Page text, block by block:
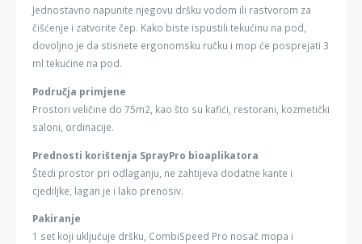
Jednostavno napunite njegovu dršku vodom ili rastvorom za
čišćenje i zatvorite čep. Kako biste ispustili tekućinu na pod,
dovoljno je da stisnete ergonomsku ručku i mop će posprejati 3
ml tekućine na pod.
Područja primjene
Prostori veličine do 75m2, kao što su kafići, restorani, kozmetički
saloni, ordinacije.
Prednosti korištenja SprayPro bioaplikatora
Štedi prostor pri odlaganju, ne zahtijeva dodatne kante i
cjediljke, lagan je i lako prenosiv.
Pakiranje
1 set koji uključuje dršku, CombiSpeed Pro nosač mopa i